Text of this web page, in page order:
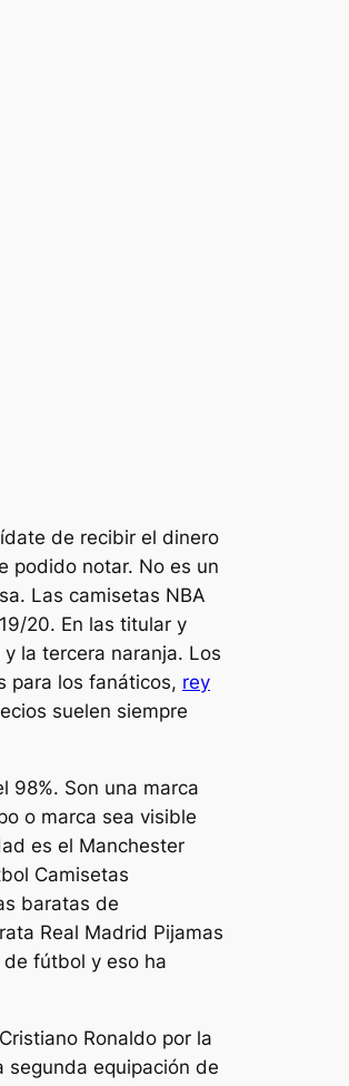
de recibir el dinero
podido notar. No es un
Las camisetas NBA
20. En las titular y
la tercera naranja. Los
para los fanáticos, rey
suelen siempre
98%. Son una marca
o marca sea visible
es el Manchester
Camisetas
baratas de
Real Madrid Pijamas
de fútbol y eso ha
Ronaldo por la
equipación de